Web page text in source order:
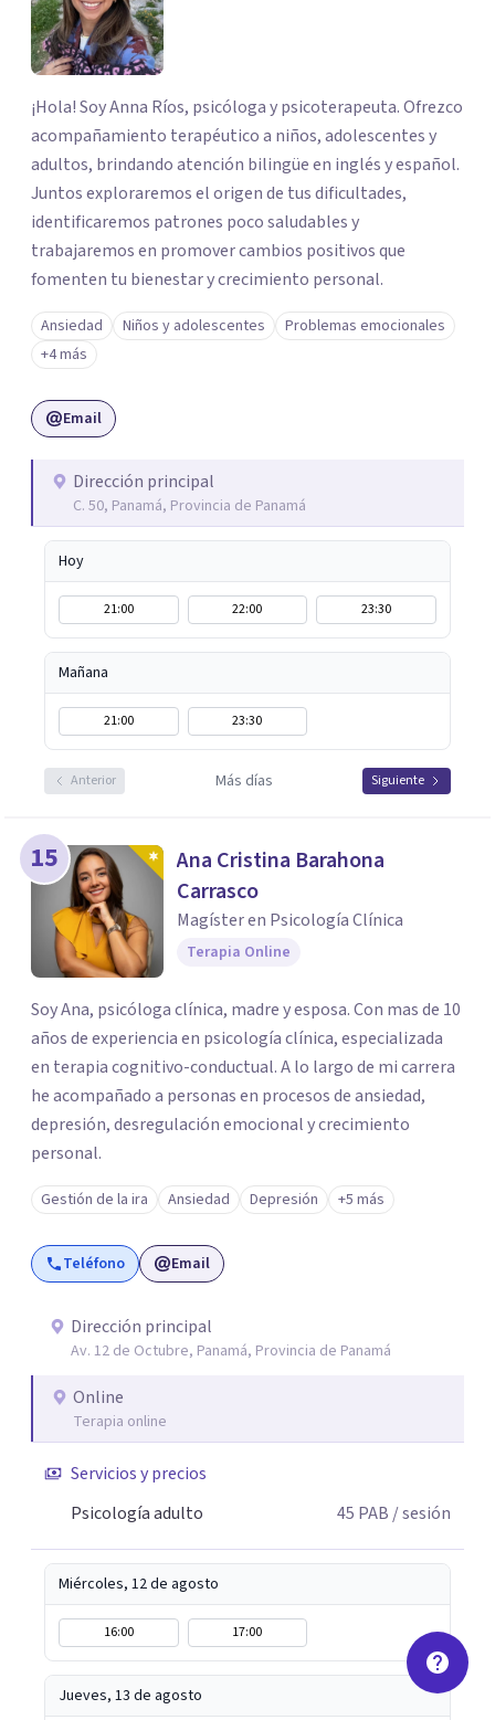
¡Hola! Soy Anna Ríos, psicóloga y psicoterapeuta. Ofrezco
acompañamiento terapéutico a niños, adolescentes y
adultos, brindando atención bilingüe en inglés y español.
Juntos exploraremos el origen de tus dificultades,
identificaremos patrones poco saludables y
trabajaremos en promover cambios positivos que
fomenten tu bienestar y crecimiento personal.
Ansiedad Niños y adolescentes
Problemas emocionales
+4 más
Email
Dirección principal
C. 50, Panamá, Provincia de Panamá
Hoy
21:00 22:00 23:30
Mañana
21:00 23:30
Anterior Más días Siguiente
15
Ana Cristina Barahona
Carrasco
Magíster en Psicología Clínica
Terapia Online
Soy Ana, psicóloga clínica, madre y esposa. Con mas de 10
años de experiencia en psicología clínica, especializada
en terapia cognitivo-conductual. A lo largo de mi carrera
he acompañado a personas en procesos de ansiedad,
depresión, desregulación emocional y crecimiento
personal.
Gestión de la ira Ansiedad Depresión +5 más
Teléfono Email
Dirección principal
Av. 12 de Octubre, Panamá, Provincia de Panamá
Online
Terapia online
Servicios y precios
Psicología adulto
45 PAB / sesión
Miércoles, 12 de agosto
16:00 17:00
Jueves, 13 de agosto